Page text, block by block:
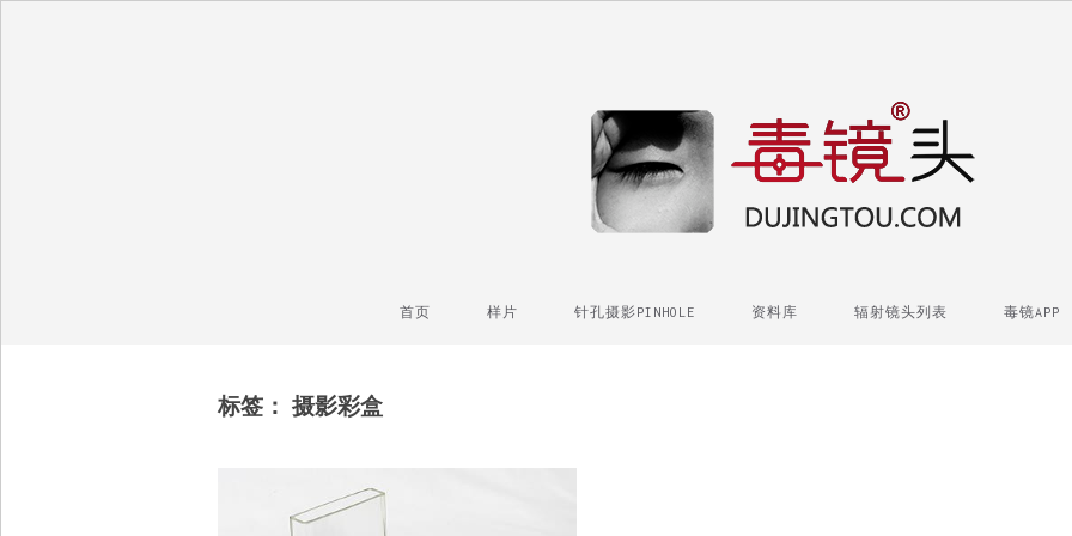
首页 样片 针孔摄影PINHOLE 资料库 辐射镜头列表 毒镜APP
标签： 摄影彩盒